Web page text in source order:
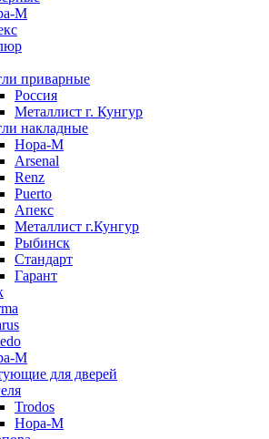
М
приварные
Россия
Металлист г. Кунгур
накладные
Нора-М
Arsenal
Renz
Puerto
Апекс
Металлист г.Кунгур
Рыбинск
Стандарт
Гарант
М
для дверей
Trodos
Нора-М